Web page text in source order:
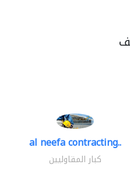
al neefa contracting..
كبار المقاوليين